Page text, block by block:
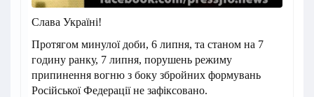
Слава Україні!
Протягом минулої доби, 6 липня, та станом на 7
годину ранку, 7 липня, порушень режиму
припинення вогню з боку збройних формувань
Російської Федерації не зафіксовано.